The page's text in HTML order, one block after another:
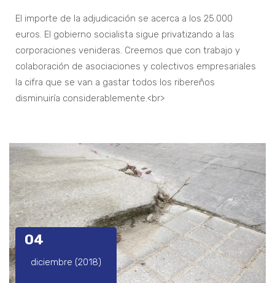
El importe de la adjudicación se acerca a los 25.000
euros. El gobierno socialista sigue privatizando a las
corporaciones venideras. Creemos que con trabajo y
colaboración de asociaciones y colectivos empresariales
la cifra que se van a gastar todos los ribereños
disminuiría considerablemente.<br>
04
diciembre (2018)